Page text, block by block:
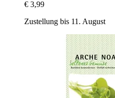
€ 3,99
Zustellung bis 11. August